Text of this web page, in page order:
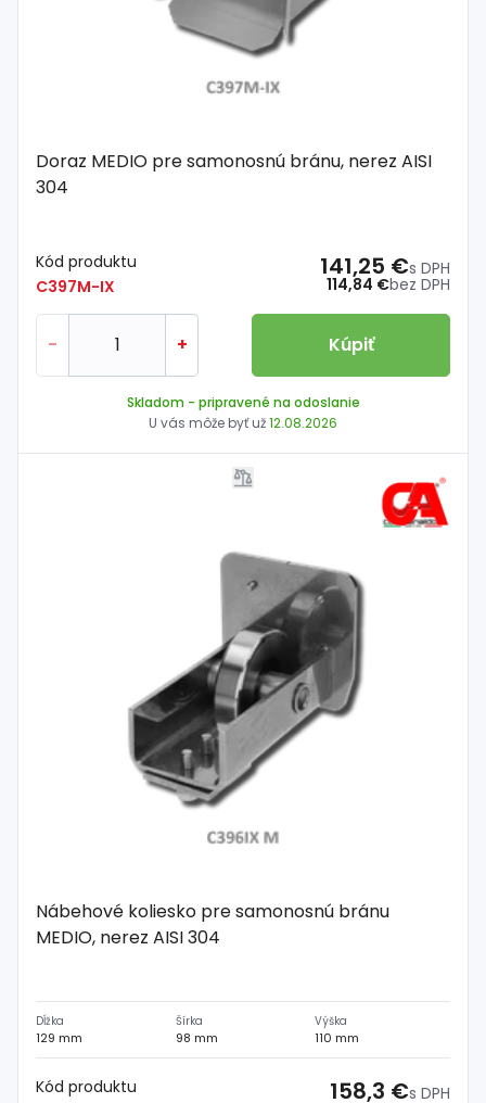
Doraz MEDIO pre samonosnú bránu, nerez AISI
304
Kód produktu
C397M-IX
114,84 €bez DPH
141,25 €s DPH
- + Kúpiť
Skladom - pripravené na odoslanie
U vás môže byť už12.08.2026
Nábehové koliesko pre samonosnú bránu
MEDIO, nerez AISI 304
Dĺžka
129 mm
Šírka
98 mm
Výška
110 mm
Kód produktu
158,3 €s DPH